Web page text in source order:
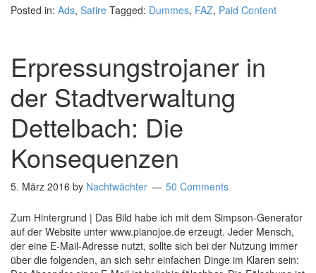
Posted in: Ads, Satire Tagged: Dummes, FAZ, Paid Content
Erpressungstrojaner in
der Stadtverwaltung
Dettelbach: Die
Konsequenzen
5. März 2016 by Nachtwächter 50 Comments
Zum Hintergrund | Das Bild habe ich mit dem Simpson-Generator
auf der Website unter www.pianojoe.de erzeugt. Jeder Mensch,
der eine E-Mail-Adresse nutzt, sollte sich bei der Nutzung immer
über die folgenden, an sich sehr einfachen Dinge im Klaren sein: